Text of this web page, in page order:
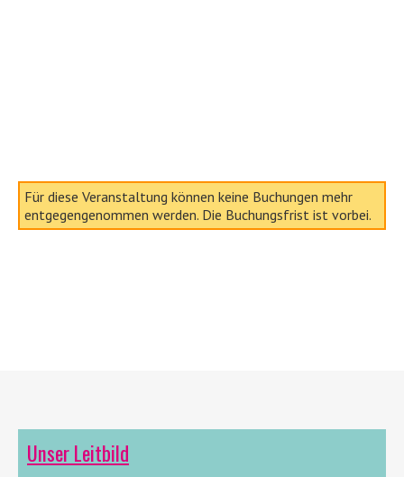
Für diese Veranstaltung können keine Buchungen mehr
entgegengenommen werden. Die Buchungsfrist ist vorbei.
Unser Leitbild